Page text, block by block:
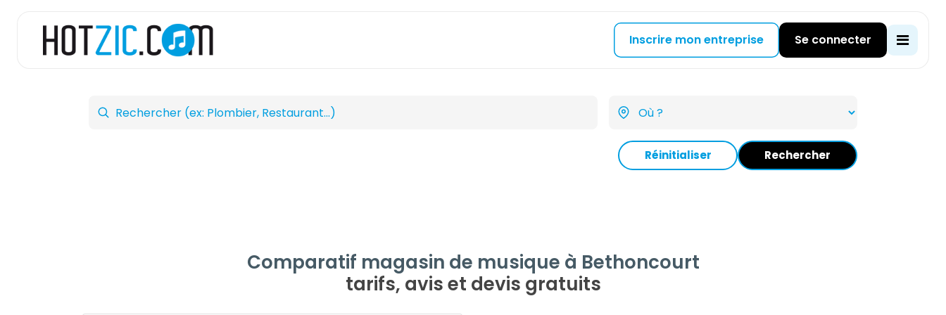
Inscrire mon entreprise Se connecter
Réinitialiser Rechercher
Comparatif magasin de musique à Bethoncourt
tarifs, avis et devis gratuits